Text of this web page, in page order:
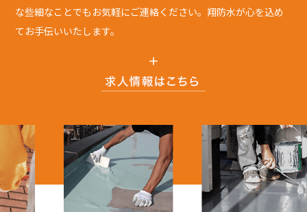
な些細なことでもお気軽にご連絡ください。翔防水が心を込め
てお手伝いいたします。